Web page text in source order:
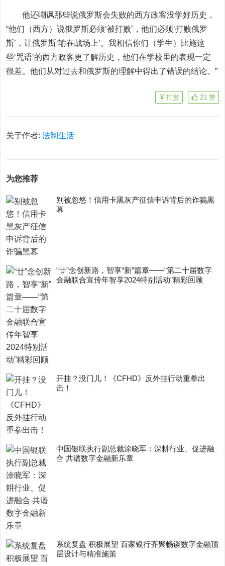
他还嘲讽那些说俄罗斯会失败的西方政客没学好历史，
“他们（西方）说俄罗斯必须‘被打败’，他们必须‘打败俄罗
斯’，让俄罗斯‘输在战场上’。我相信你们（学生）比施这
些‘咒语’的西方政客更了解历史，他们在学校里的表现一定
很差。他们从对过去和俄罗斯的理解中得出了错误的结论。”
21 赞
打赏
关于作者:法制生活
为您推荐
别被忽悠！信用卡黑灰产征信申诉背后的诈骗黑
幕
“廿”念创新路，智享“新”篇章——“第二十届数字
金融联合宣传年智享2024特别活动”精彩回顾
开挂？没门儿！《CFHD》反外挂行动重拳出
击！
中国银联执行副总裁涂晓军：深耕行业、促进融
合 共谱数字金融新乐章
系统复盘 积极展望 百家银行齐聚畅谈数字金融顶
层设计与精准施策